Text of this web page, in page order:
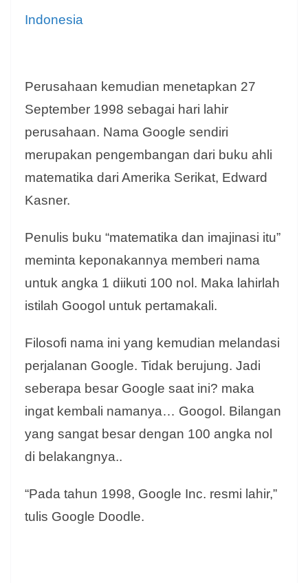
Indonesia
Perusahaan kemudian menetapkan 27
September 1998 sebagai hari lahir
perusahaan. Nama Google sendiri
merupakan pengembangan dari buku ahli
matematika dari Amerika Serikat, Edward
Kasner.
Penulis buku “matematika dan imajinasi itu”
meminta keponakannya memberi nama
untuk angka 1 diikuti 100 nol. Maka lahirlah
istilah Googol untuk pertamakali.
Filosofi nama ini yang kemudian melandasi
perjalanan Google. Tidak berujung. Jadi
seberapa besar Google saat ini? maka
ingat kembali namanya… Googol. Bilangan
yang sangat besar dengan 100 angka nol
di belakangnya..
“Pada tahun 1998, Google Inc. resmi lahir,”
tulis Google Doodle.